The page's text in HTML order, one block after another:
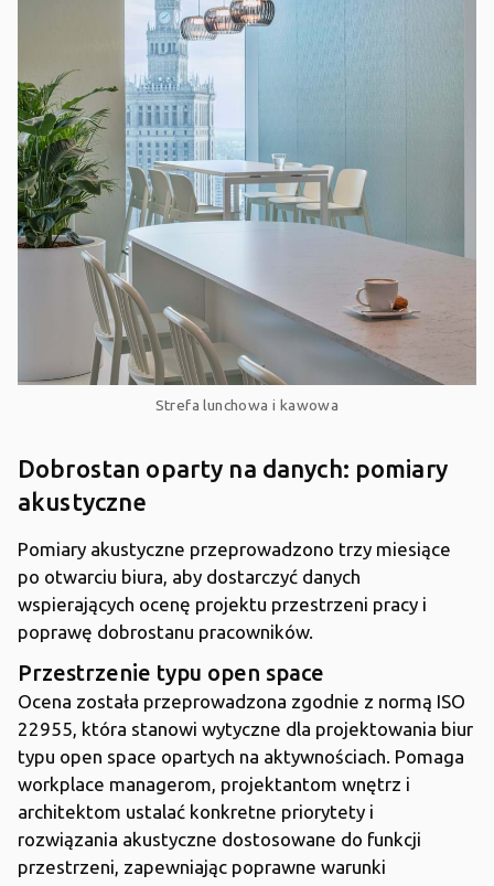
Strefa lunchowa i kawowa
Dobrostan oparty na danych: pomiary
akustyczne
Pomiary akustyczne przeprowadzono trzy miesiące
po otwarciu biura, aby dostarczyć danych
wspierających ocenę projektu przestrzeni pracy i
poprawę dobrostanu pracowników.
Przestrzenie typu open space
Ocena została przeprowadzona zgodnie z normą ISO
22955, która stanowi wytyczne dla projektowania biur
typu open space opartych na aktywnościach. Pomaga
workplace managerom, projektantom wnętrz i
architektom ustalać konkretne priorytety i
rozwiązania akustyczne dostosowane do funkcji
przestrzeni, zapewniając poprawne warunki